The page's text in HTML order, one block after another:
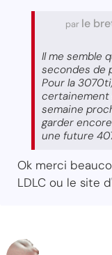
par le
Il me semble
secondes de
Pour la
certainement
semaine
garder
une future
Ok merci
LDLC ou le site